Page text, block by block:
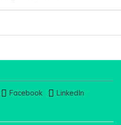
Facebook
LinkedIn